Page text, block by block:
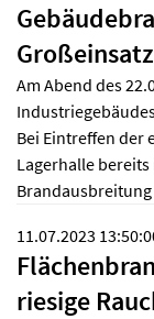
Großeinsatz
Am Abend des
Bei Eintreffen der
Lagerhalle
Brandausbreitung
11.07.2023
riesige